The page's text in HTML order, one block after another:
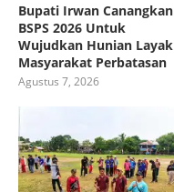
Bupati Irwan Canangkan
BSPS 2026 Untuk
Wujudkan Hunian Layak
Masyarakat Perbatasan
Agustus 7, 2026